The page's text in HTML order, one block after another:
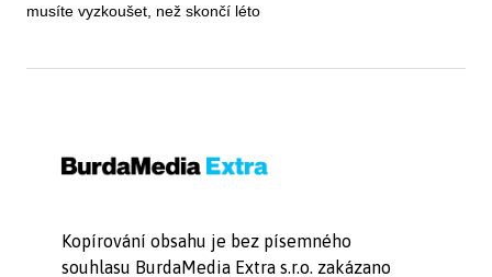
musíte vyzkoušet, než skončí léto
Kopírování obsahu je bez písemného
souhlasu BurdaMedia Extra s.r.o. zakázano